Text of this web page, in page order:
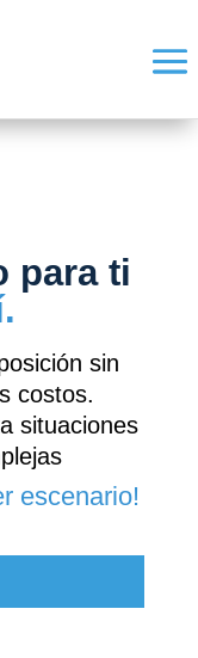
para ti
sin
costos.
situaciones
escenario!